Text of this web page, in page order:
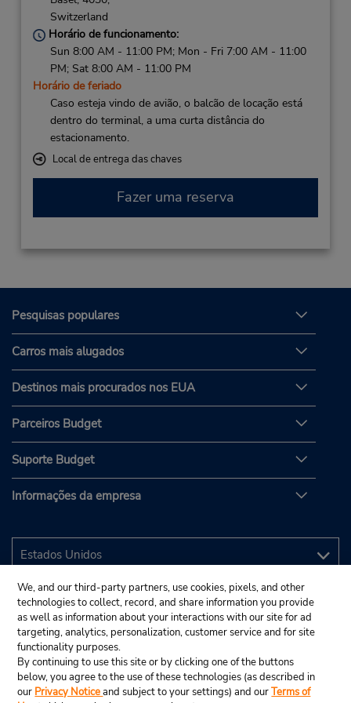
Switzerland
Horário de funcionamento:
Sun 8:00 AM - 11:00 PM; Mon - Fri 7:00 AM - 11:00
PM; Sat 8:00 AM - 11:00 PM
Horário de feriado
Caso esteja vindo de avião, o balcão de locação está
dentro do terminal, a uma curta distância do
estacionamento.
Local de entrega das chaves
Fazer uma reserva
Pesquisas populares
Carros mais alugados
Destinos mais procurados nos EUA
Parceiros Budget
Suporte Budget
Informações da empresa
We, and our third-party partners, use cookies, pixels, and other
technologies to collect, record, and share information you provide
as well as information about your interactions with our site for ad
targeting, analytics, personalization, customer service and for site
functionality purposes.
By continuing to use this site or by clicking one of the buttons
below, you agree to the use of these technologies (as described in
our Privacy Noticeand subject to your settings) and ourTerms of